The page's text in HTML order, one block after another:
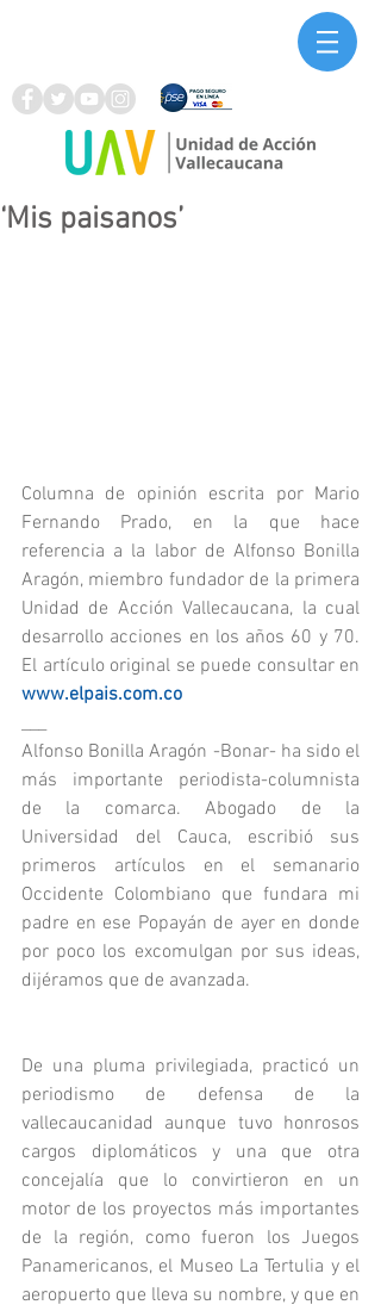
‘Mis paisanos’
Columna de opinión escrita por Mario
Fernando Prado, en la que hace
referencia a la labor de Alfonso Bonilla
Aragón, miembro fundador de la primera
Unidad de Acción Vallecaucana, la cual
desarrollo acciones en los años 60 y 70.
www.elpais.com.co
___
Alfonso Bonilla Aragón -Bonar- ha sido el
más importante periodista-columnista
de la comarca. Abogado de la
Universidad del Cauca, escribió sus
primeros artículos en el semanario
Occidente Colombiano que fundara mi
padre en ese Popayán de ayer en donde
por poco los excomulgan por sus ideas,
dijéramos que de avanzada.
De una pluma privilegiada, practicó un
periodismo de defensa de la
vallecaucanidad aunque tuvo honrosos
cargos diplomáticos y una que otra
concejalía que lo convirtieron en un
motor de los proyectos más importantes
de la región, como fueron los Juegos
Panamericanos, el Museo La Tertulia y el
aeropuerto que lleva su nombre, y que en